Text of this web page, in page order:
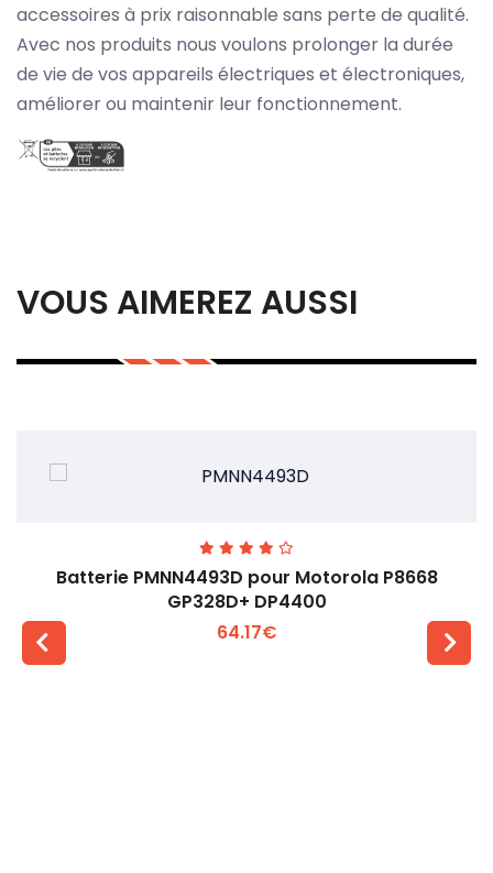
accessoires à prix raisonnable sans perte de qualité.
Avec nos produits nous voulons prolonger la durée
de vie de vos appareils électriques et électroniques,
améliorer ou maintenir leur fonctionnement.
VOUS AIMEREZ AUSSI
Batterie PMNN4493D pour Motorola P8668
GP328D+ DP4400
64.17€